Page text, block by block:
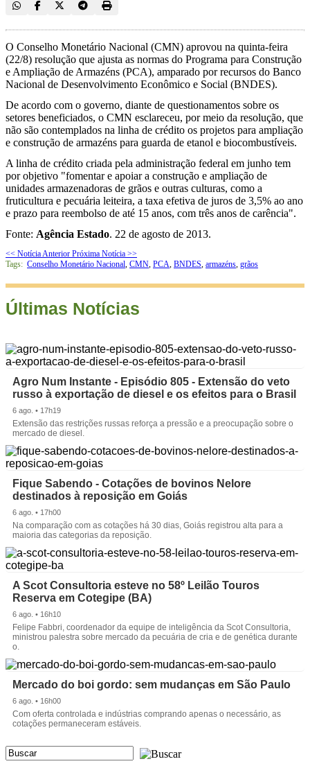
O Conselho Monetário Nacional (CMN) aprovou na quinta-feira
(22/8) resolução que ajusta as normas do Programa para Construção
e Ampliação de Armazéns (PCA), amparado por recursos do Banco
Nacional de Desenvolvimento Econômico e Social (BNDES).
De acordo com o governo, diante de questionamentos sobre os
setores beneficiados, o CMN esclareceu, por meio da resolução, que
não são contemplados na linha de crédito os projetos para ampliação
e construção de armazéns para guarda de etanol e biocombustíveis.
A linha de crédito criada pela administração federal em junho tem
por objetivo "fomentar e apoiar a construção e ampliação de
unidades armazenadoras de grãos e outras culturas, como a
fruticultura e pecuária leiteira, a taxa efetiva de juros de 3,5% ao ano
e prazo para reembolso de até 15 anos, com três anos de carência".
Fonte: Agência Estado. 22 de agosto de 2013.
<< Notícia Anterior Próxima Notícia >>
Tags: Conselho Monetário Nacional, CMN, PCA, BNDES, armazéns, grãos
Últimas Notícias
Agro Num Instante - Episódio 805 - Extensão do veto
russo à exportação de diesel e os efeitos para o Brasil
6 ago. • 17h19
Extensão das restrições russas reforça a pressão e a preocupação sobre o
mercado de diesel.
Fique Sabendo - Cotações de bovinos Nelore
destinados à reposição em Goiás
6 ago. • 17h00
Na comparação com as cotações há 30 dias, Goiás registrou alta para a
maioria das categorias da reposição.
A Scot Consultoria esteve no 58º Leilão Touros
Reserva em Cotegipe (BA)
6 ago. • 16h10
Felipe Fabbri, coordenador da equipe de inteligência da Scot Consultoria,
ministrou palestra sobre mercado da pecuária de cria e de genética durante
o.
Mercado do boi gordo: sem mudanças em São Paulo
6 ago. • 16h00
Com oferta controlada e indústrias comprando apenas o necessário, as
cotações permaneceram estáveis.